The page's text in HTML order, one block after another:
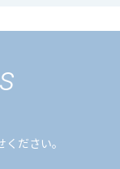
ださい。